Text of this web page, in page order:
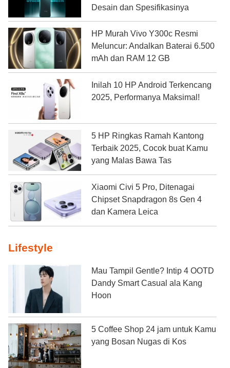
Desain dan Spesifikasinya
HP Murah Vivo Y300c Resmi
Meluncur: Andalkan Baterai 6.500
mAh dan RAM 12 GB
Inilah 10 HP Android Terkencang
2025, Performanya Maksimal!
5 HP Ringkas Ramah Kantong
Terbaik 2025, Cocok buat Kamu
yang Malas Bawa Tas
Xiaomi Civi 5 Pro, Ditenagai
Chipset Snapdragon 8s Gen 4
dan Kamera Leica
Lifestyle
Mau Tampil Gentle? Intip 4 OOTD
Dandy Smart Casual ala Kang
Hoon
5 Coffee Shop 24 jam untuk Kamu
yang Bosan Nugas di Kos